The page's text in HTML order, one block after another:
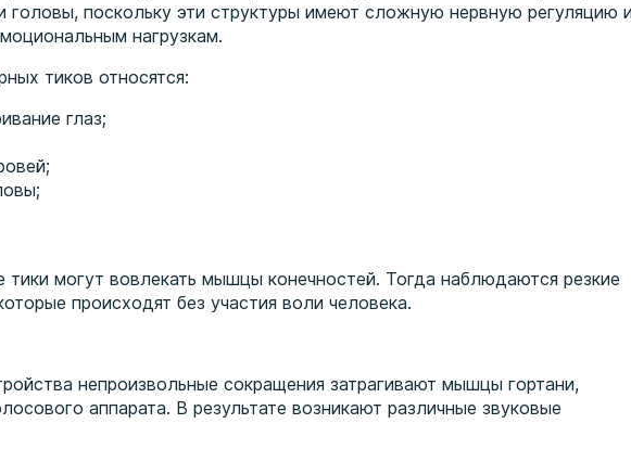
поскольку эти структуры имеют сложную нервную регуляцию
нагрузкам.
тиков относятся:
глаз;
тики могут вовлекать мышцы конечностей. Тогда наблюдаются резкие
происходят без участия воли человека.
непроизвольные сокращения затрагивают мышцы гортани,
аппарата. В результате возникают различные звуковые